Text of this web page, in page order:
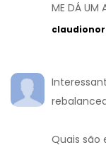
ME DÁ UM
claudionor
Quais são